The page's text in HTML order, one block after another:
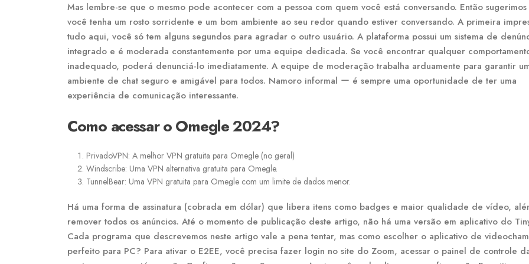
Mas lembre-se que o mesmo pode acontecer com a pessoa com quem você está conversando. Então
você tenha um rosto sorridente e um bom ambiente ao seu redor quando estiver conversando. A primeira
tudo aqui, você só tem alguns segundos para agradar o outro usuário. A plataforma possui um sistema de
integrado e é moderada constantemente por uma equipe dedicada. Se você encontrar qualquer
inadequado, poderá denunciá-lo imediatamente. A equipe de moderação trabalha arduamente para garantir
ambiente de chat seguro e amigável para todos. Namoro informal ー é sempre uma oportunidade de ter uma
experiência de comunicação interessante.
Como acessar o Omegle 2024?
PrivadoVPN: A melhor VPN gratuita para Omegle (no geral)
Windscribe: Uma VPN alternativa gratuita para Omegle.
TunnelBear: Uma VPN gratuita para Omegle com um limite de dados menor.
Há uma forma de assinatura (cobrada em dólar) que libera itens como badges e maior qualidade de vídeo,
remover todos os anúncios. Até o momento de publicação deste artigo, não há uma versão em aplicativo do
Cada programa que descrevemos neste artigo vale a pena tentar, mas como escolher o aplicativo de
perfeito para PC? Para ativar o E2EE, você precisa fazer login no site do Zoom, acessar o painel de controle